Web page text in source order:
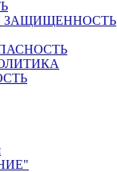
ЗАЩИЩЕННОСТЬ